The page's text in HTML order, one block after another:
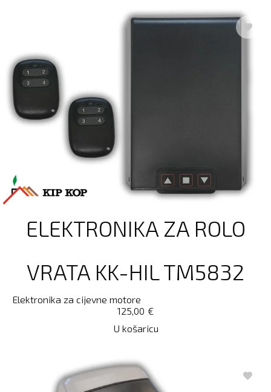
ELEKTRONIKA ZA ROLO
VRATA KK-HIL TM5832
Elektronika za cijevne motore
€
125,00
U košaricu